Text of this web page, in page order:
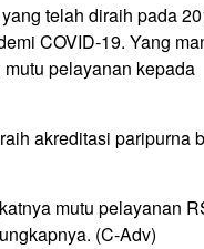
telah diraih pada
COVID-19. Yang
pelayanan kepada
akreditasi paripurna
mutu pelayanan
(C-Adv)